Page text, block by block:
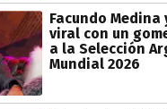
Facundo
viral con un
a la Selección
Mundial 2026